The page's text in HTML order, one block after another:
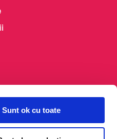
Sunt ok cu toate